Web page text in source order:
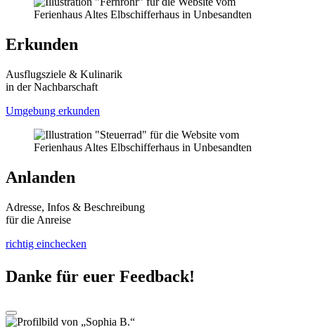
Erkunden
Ausflugsziele & Kulinarik
in der Nachbarschaft
Umgebung erkunden
Anlanden
Adresse, Infos & Beschreibung
für die Anreise
richtig einchecken
Danke für euer Feedback!